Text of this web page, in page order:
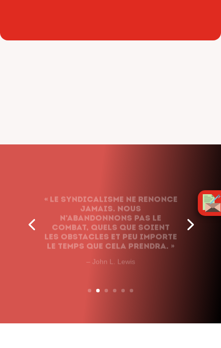
jamais. Nous
n’abandonnons pas le
combat, quels que soient
les obstacles et peu importe
le temps que cela prendra. »